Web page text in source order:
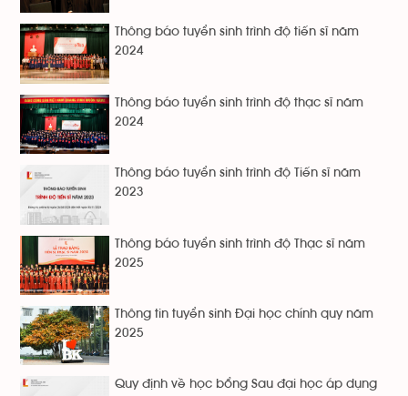
Thông báo tuyển sinh trình độ tiến sĩ năm
2024
Thông báo tuyển sinh trình độ thạc sĩ năm
2024
Thông báo tuyển sinh trình độ Tiến sĩ năm
2023
Thông báo tuyển sinh trình độ Thạc sĩ năm
2025
Thông tin tuyển sinh Đại học chính quy năm
2025
Quy định về học bổng Sau đại học áp dụng